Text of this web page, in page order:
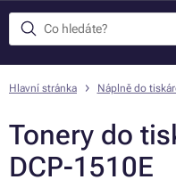
Hlavní stránka Náplně do
Tonery do
DCP-1510E